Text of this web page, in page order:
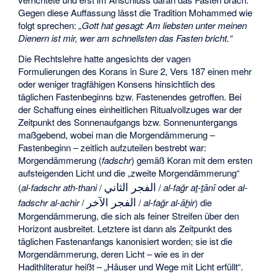
Gegen diese Auffassung lässt die Tradition Mohammed wie
folgt sprechen:„Gott hat gesagt: Am liebsten unter meinen
Dienern ist mir, wer am schnellsten das Fasten bricht.“
Die Rechtslehre hatte angesichts der vagen
Formulierungen des Korans in Sure 2, Vers 187 einen mehr
oder weniger tragfähigen Konsens hinsichtlich des
täglichen Fastenbeginns bzw. Fastenendes getroffen. Bei
der Schaffung eines einheitlichen Ritualvollzuges war der
Zeitpunkt des Sonnenaufgangs bzw. Sonnenuntergangs
maßgebend, wobei man die Morgendämmerung –
Fastenbeginn – zeitlich aufzuteilen bestrebt war:
Morgendämmerung (fadschr) gemäß Koran mit dem ersten
aufsteigenden Licht und die „zweite Morgendämmerung“
(al-fadschr ath-thani/الفجر الثاني /al-faǧr aṯ-ṯānīoderal-
fadschr al-achir/ الفجر الآخر /al-faǧr al-āḫir) die
Morgendämmerung, die sich als feiner Streifen über den
Horizont ausbreitet. Letztere ist dann als Zeitpunkt des
täglichen Fastenanfangs kanonisiert worden; sie ist die
Morgendämmerung, deren Licht – wie es in der
Hadithliteratur heißt – „Häuser und Wege mit Licht erfüllt“.